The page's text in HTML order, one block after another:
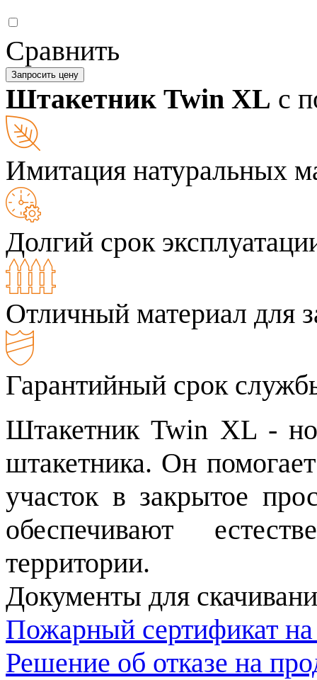
Сравнить
Запросить цену
Штакетник Twin XL с
Имитация натуральных
Долгий срок
Отличный материал для
Гарантийный срок
Штакетник Twin XL -
штакетника. Он
участок в закрытое
обеспечивают
территории.
Документы для
Пожарный сертификат
Решение об отказе на